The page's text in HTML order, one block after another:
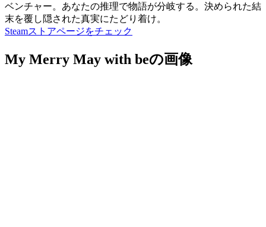
ベンチャー。あなたの推理で物語が分岐する。決められた結
末を覆し隠された真実にたどり着け。
Steamストアページをチェック
My Merry May with beの画像